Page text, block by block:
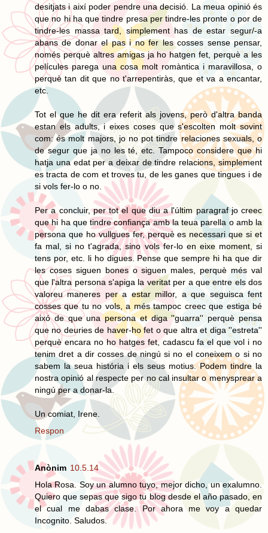
desitjats i així poder pendre una decisió. La meua opinió és
que no hi ha que tindre presa per tindre-les pronte o por de
tindre-les massa tard, simplement has de estar segur/-a
abans de donar el pas i no fer les cosses sense pensar,
només perquè altres amigas ja ho hatgen fet, perquè a les
películes parega una cosa molt romàntica i maravillosa, o
perquè tan dit que no t'arrepentiràs, que et va a encantar,
etc.
Tot el que he dit era referit als jovens, però d'altra banda
estan els adults, i eixes coses que s'escolten molt sovint
com: és molt majors, jo no pot tindre relaciones sexuals, o
de segur que ja no les té, etc. Tampoco considere que hi
hatja una edat per a deixar de tindre relacions, simplement
es tracta de com et troves tu, de les ganes que tingues i de
si vols fer-lo o no.
Per a concluir, per tot el que diu a l'últim paragraf jo creec
que hi ha que tindre confiança amb la teua parella o amb la
persona que ho vullgues fer, perquè es necessari que si et
fa mal, si no t'agrada, sino vols fer-lo en eixe moment, si
tens por, etc. li ho digues. Pense que sempre hi ha que dir
les coses siguen bones o siguen males, perquè més val
que l'altra persona s'apiga la veritat per a que entre els dos
valoreu maneres per a estar millor, a que seguisca fent
cosses que tu no vols, a més tampoc creec que estiga bé
aixó de que una persona et diga ''guarra'' perquè pensa
que no deuries de haver-ho fet o que altra et diga ''estreta''
perquè encara no ho hatges fet, cadascu fa el que vol i no
tenim dret a dir cosses de ningú si no el coneixem o si no
sabem la seua história i els seus motius. Podem tindre la
nostra opinió al respecte per no cal insultar o menysprear a
ningú per a donar-la.
Un comiat, Irene.
Respon
Anònim 10.5.14
Hola Rosa. Soy un alumno tuyo, mejor dicho, un exalumno.
Quiero que sepas que sigo tu blog desde el año pasado, en
el cual me dabas clase. Por ahora me voy a quedar
Incognito. Saludos.